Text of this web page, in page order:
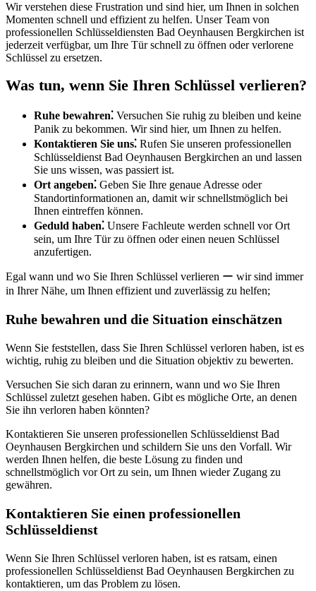
Wir verstehen diese Frustration und sind hier, um Ihnen in solchen
Momenten schnell und effizient zu helfen. Unser Team von
professionellen Schlüsseldiensten Bad Oeynhausen Bergkirchen ist
jederzeit verfügbar, um Ihre Tür schnell zu öffnen oder verlorene
Schlüssel zu ersetzen.
Was tun, wenn Sie Ihren Schlüssel verlieren?​
Ruhe bewahren⁚ Versuchen Sie ruhig zu bleiben und keine
Panik zu bekommen.​ Wir sind hier, um Ihnen zu helfen.
Kontaktieren Sie uns⁚ Rufen Sie unseren professionellen
Schlüsseldienst Bad Oeynhausen Bergkirchen an und lassen
Sie uns wissen, was passiert ist.​
Ort angeben⁚ Geben Sie Ihre genaue Adresse oder
Standortinformationen an, damit wir schnellstmöglich bei
Ihnen eintreffen können.​
Geduld haben⁚ Unsere Fachleute werden schnell vor Ort
sein, um Ihre Tür zu öffnen oder einen neuen Schlüssel
anzufertigen.​
Egal wann und wo Sie Ihren Schlüssel verlieren ー wir sind immer
in Ihrer Nähe, um Ihnen effizient und zuverlässig zu helfen;
Ruhe bewahren und die Situation einschätzen
Wenn Sie feststellen, dass Sie Ihren Schlüssel verloren haben, ist es
wichtig, ruhig zu bleiben und die Situation objektiv zu bewerten.
Versuchen Sie sich daran zu erinnern, wann und wo Sie Ihren
Schlüssel zuletzt gesehen haben.​ Gibt es mögliche Orte, an denen
Sie ihn verloren haben könnten?​
Kontaktieren Sie unseren professionellen Schlüsseldienst Bad
Oeynhausen Bergkirchen und schildern Sie uns den Vorfall.​ Wir
werden Ihnen helfen, die beste Lösung zu finden und
schnellstmöglich vor Ort zu sein, um Ihnen wieder Zugang zu
gewähren.
Kontaktieren Sie einen professionellen
Schlüsseldienst
Wenn Sie Ihren Schlüssel verloren haben, ist es ratsam, einen
professionellen Schlüsseldienst Bad Oeynhausen Bergkirchen zu
kontaktieren, um das Problem zu lösen.​